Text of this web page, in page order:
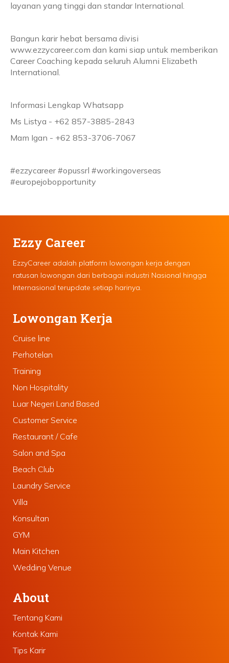
layanan yang tinggi dan standar International.
Bangun karir hebat bersama divisi
www.ezzycareer.com dan kami siap untuk memberikan
Career Coaching kepada seluruh Alumni Elizabeth
International.
Informasi Lengkap Whatsapp
Ms Listya - +62 857-3885-2843
Mam Igan - +62 853-3706-7067
#ezzycareer #opussrl #workingoverseas
#europejobopportunity
Ezzy Career
EzzyCareer adalah platform lowongan kerja dengan
ratusan lowongan dari berbagai industri Nasional hingga
Internasional terupdate setiap harinya.
Lowongan Kerja
Cruise line
Perhotelan
Training
Non Hospitality
Luar Negeri Land Based
Customer Service
Restaurant / Cafe
Salon and Spa
Beach Club
Laundry Service
Villa
Konsultan
GYM
Main Kitchen
Wedding Venue
About
Tentang Kami
Kontak Kami
Tips Karir